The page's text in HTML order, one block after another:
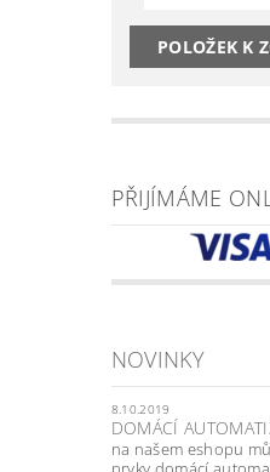
POLOŽEK K
PŘIJÍMÁME
NOVINKY
8.10.2019
DOMÁCÍ
na našem eshopu